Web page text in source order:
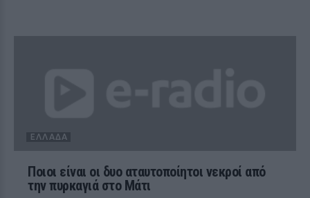
ΕΛΛΆΔΑ
Ποιοι είναι οι δυο αταυτοποίητοι νεκροί από
την πυρκαγιά στο Μάτι